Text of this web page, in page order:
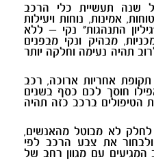
שנה תעשיית כלי הרכב
אמינות, נוחות ויעילות
התנהגות" נקי – ללא
מבהיק ונקי מבפנים
תהיה נעימה וחלקה יותר
אחריות ארוכה, רכב
חוסך לכם כסף בשנים
הטיפולים ברכב כזה תהיה
לחלק לא מבוטל מהאנשים,
את צבע הרכב לפי
עם מגוון רחב של